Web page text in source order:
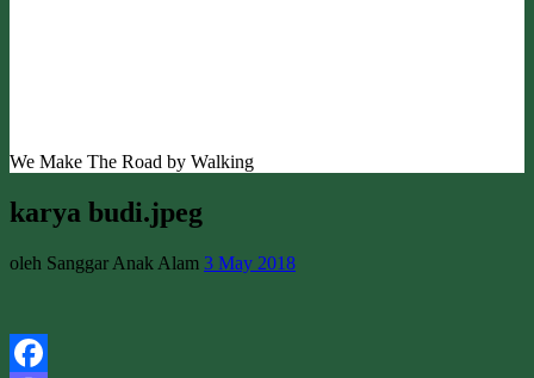
We Make The Road by Walking
karya budi.jpeg
oleh Sanggar Anak Alam 3 May 2018